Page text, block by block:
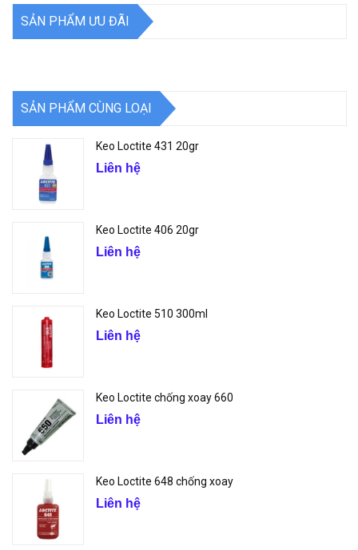
SẢN PHẨM ƯU ĐÃI
SẢN PHẨM CÙNG LOẠI
Keo Loctite 431 20gr
Liên hệ
Keo Loctite 406 20gr
Liên hệ
Keo Loctite 510 300ml
Liên hệ
Keo Loctite chống xoay 660
Liên hệ
Keo Loctite 648 chống xoay
Liên hệ